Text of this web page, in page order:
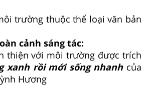
trường thuộc thể loại văn bản
cảnh sáng tác:
thiện với môi trường được trích
xanh rồi mới sống nhanh của
Hương